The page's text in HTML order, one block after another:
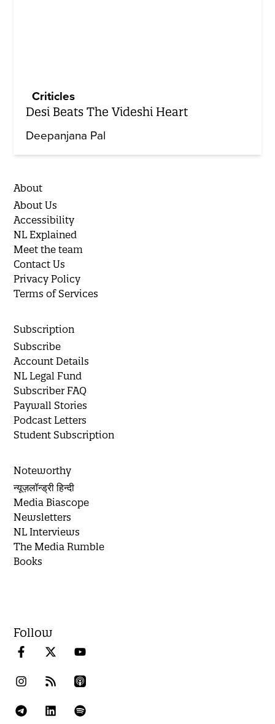
Criticles
Desi Beats The Videshi Heart
Deepanjana Pal
About
About Us
Accessibility
NL Explained
Meet the team
Contact Us
Privacy Policy
Terms of Services
Subscription
Subscribe
Account Details
NL Legal Fund
Subscriber FAQ
Paywall Stories
Podcast Letters
Student Subscription
Noteworthy
न्यूज़लॉन्ड्री हिन्दी
Media Biascope
Newsletters
NL Interviews
The Media Rumble
Books
Follow